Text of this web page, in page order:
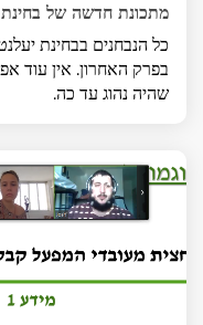
מתכונת חדשה של בחינת
כל הנבחנים בבחינת
בפרק האחרון. אין עוד
שהיה נהוג עד כה.